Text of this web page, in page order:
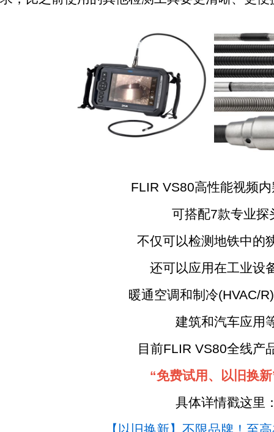
FLIR VS80高性能视频内
可搭配7款专业探
不仅可以检测地铁中的
还可以应用在工业设
暖通空调和制冷(HVAC/R)
建筑和汽车应用
目前FLIR VS80全线产
“免费试用、以旧换
具体详情戳这里